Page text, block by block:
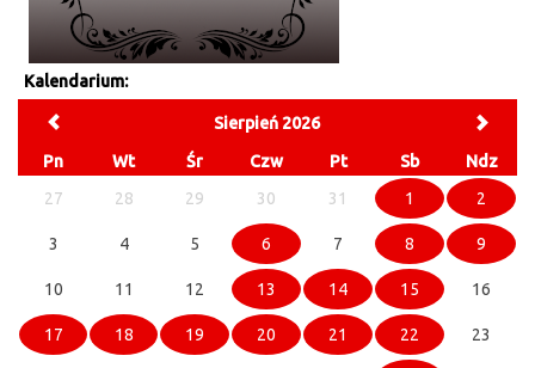
Kalendarium:
Sierpień 2026
Pn
Wt Śr Czw Pt Sb
Ndz
27
28 29 30 31 1 2
3 4 5 6 7 8 9
10 11 12 13 14 15 16
17 18 19 20 21 22 23